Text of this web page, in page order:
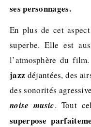
ses personnages.
En plus de cet
superbe. Elle est
l’atmosphère du
jazz déjantées, des
des sonorités
noise music. Tout
superpose